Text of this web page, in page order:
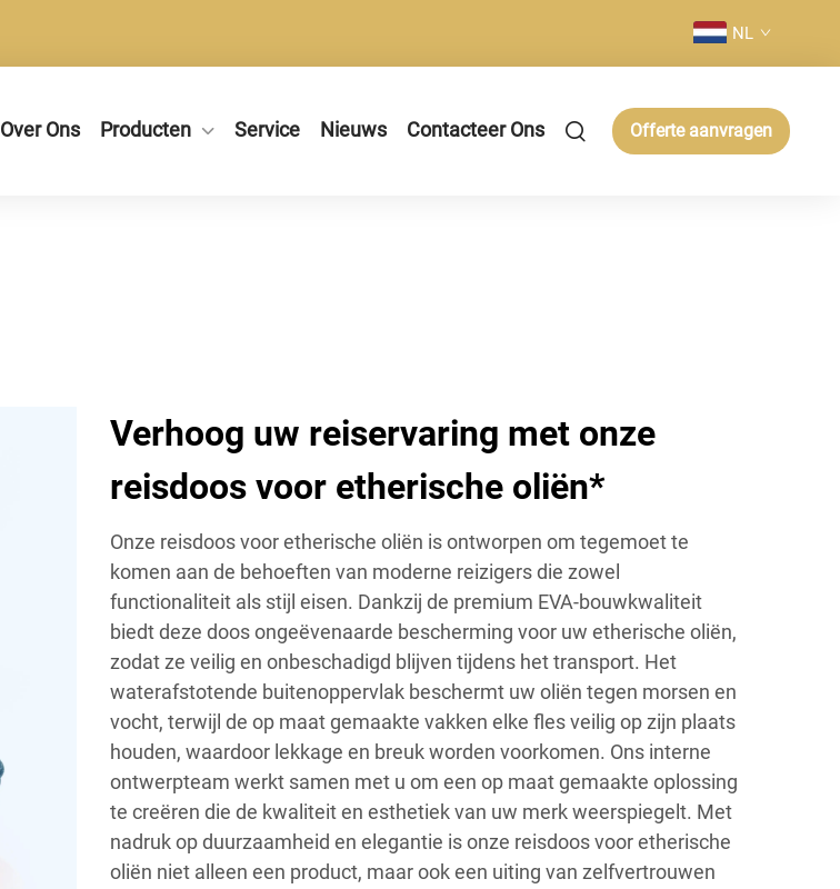
NL
Over Ons Producten Service Nieuws Contacteer Ons Offerte aanvragen
Verhoog uw reiservaring met onze
reisdoos voor etherische oliën*
Onze reisdoos voor etherische oliën is ontworpen om tegemoet te
komen aan de behoeften van moderne reizigers die zowel
functionaliteit als stijl eisen. Dankzij de premium EVA-bouwkwaliteit
biedt deze doos ongeëvenaarde bescherming voor uw etherische oliën,
zodat ze veilig en onbeschadigd blijven tijdens het transport. Het
waterafstotende buitenoppervlak beschermt uw oliën tegen morsen en
vocht, terwijl de op maat gemaakte vakken elke fles veilig op zijn plaats
houden, waardoor lekkage en breuk worden voorkomen. Ons interne
ontwerpteam werkt samen met u om een op maat gemaakte oplossing
te creëren die de kwaliteit en esthetiek van uw merk weerspiegelt. Met
nadruk op duurzaamheid en elegantie is onze reisdoos voor etherische
oliën niet alleen een product, maar ook een uiting van zelfvertrouwen